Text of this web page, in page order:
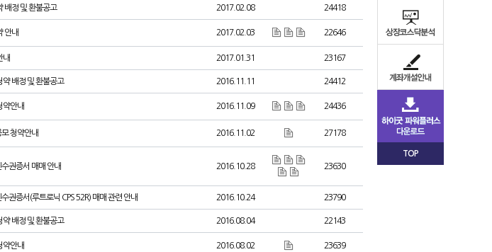
배정 및 환불공고 2017.02.08 24418
안내 2017.02.03 22646
내 2017.01.31 23167
약 배정 및 환불공고 2016.11.11 24412
약안내 2016.11.09 24436
청약안내 2016.11.02 27178
권증서 매매 안내 2016.10.28 23630
권증서(루트로닉 CPS 52R) 매매 관련 안내 2016.10.24 23790
약 배정 및 환불공고 2016.08.04 22143
약안내 2016.08.02 23639
TOP